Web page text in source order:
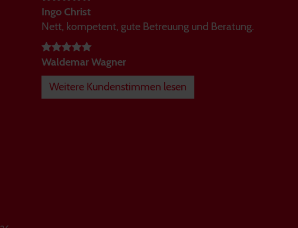
Ingo Christ
Nett, kompetent, gute Betreuung und Beratung.
Waldemar Wagner
Weitere Kundenstimmen lesen